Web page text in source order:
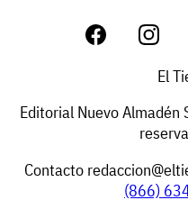
El
Editorial Nuevo Almadén
Contacto
(866)